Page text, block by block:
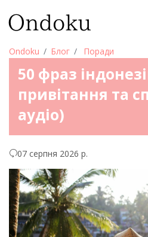
Ondoku Блог Поради
50 фраз
привітання та
аудіо)
07 серпня 2026 р.